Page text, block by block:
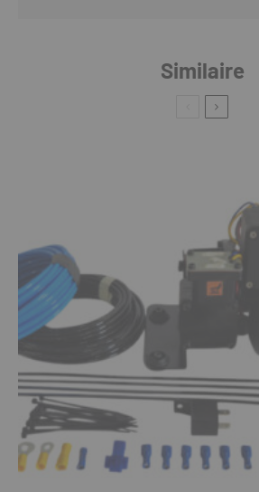
Similaire